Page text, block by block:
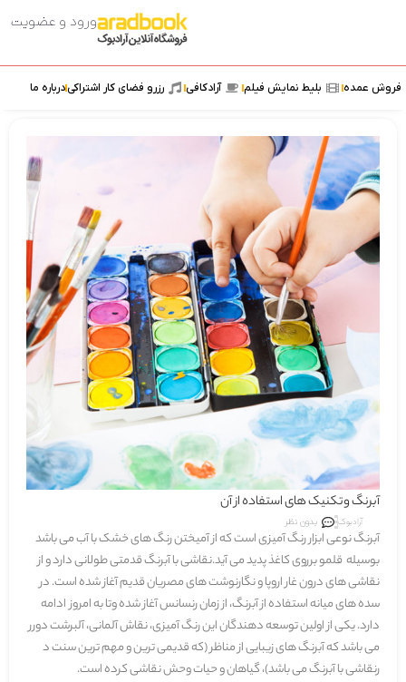
ورود و عضویت
عمده بلیط نمایش فیلم آرادکافی رزرو فضای کار اشتراکیدرباره ما
آبرنگ وتکنیک های استفاده از آن
آرادبوک بدون نظر
آبرنگنوعی ابزار رنگ آمیزی است که از آمیختن رنگ های خشک با آب می باشد
بوسیله قلمو برروی کاغذ پدید می آید.نقاشی با آبرنگ قدمتی طولانی دارد و از
نقاشی های درون غار اروپا و نگارنوشت های مصریان قدیم آغاز شده است. در
سده های میانه استفاده از آبرنگ، از زمان رنسانس آغاز شده وتا به امروز ادامه
دارد. یکی از اولین توسعه دهندگان این رنگ آمیزی، نقاش آلمانی،آلبرشت دورر
می باشد که آبرنگ های زیبایی از مناظر (که قدیمی ترین و مهم ترین سنت د
رنقاشی با آبرنگ می باشد)، گیاهان و حیات وحش نقاشی کرده است.